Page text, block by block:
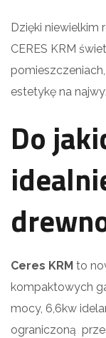
Dzięki niewielkim
CERES KRM
estetykę na
Do
Ceres KRM to
kompaktowych
mocy, 6,6kw
ograniczoną